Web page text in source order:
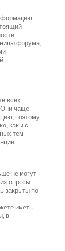
форума,
всех
Они чаще
поэтому
как и с
тем
не могут
опросы
закрыты по
иметь
в